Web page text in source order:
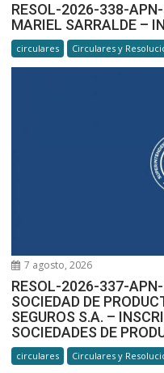
RESOL-2026-338-
MARIEL SARRALDE –
circulares Circulares y
7 agosto, 2026
RESOL-2026-337-
SOCIEDAD DE
SEGUROS S.A. –
SOCIEDADES DE
circulares Circulares y